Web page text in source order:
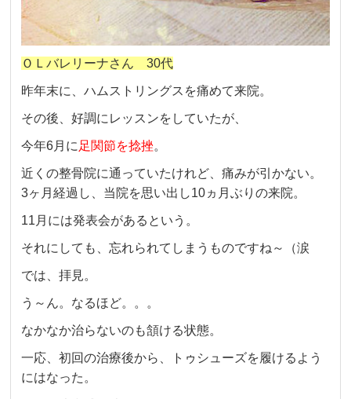
ＯＬバレリーナさん 30代
昨年末に、ハムストリングスを痛めて来院。
その後、好調にレッスンをしていたが、
今年6月に 足関節を捻挫。
近くの整骨院に通っていたけれど、痛みが引かない。
3ヶ月経過し、当院を思い出し10ヵ月ぶりの来院。
11月には発表会があるという。
それにしても、忘れられてしまうものですね～（涙
では、拝見。
う～ん。なるほど。。。
なかなか治らないのも頷ける状態。
一応、初回の治療後から、トゥシューズを履けるよう
にはなった。